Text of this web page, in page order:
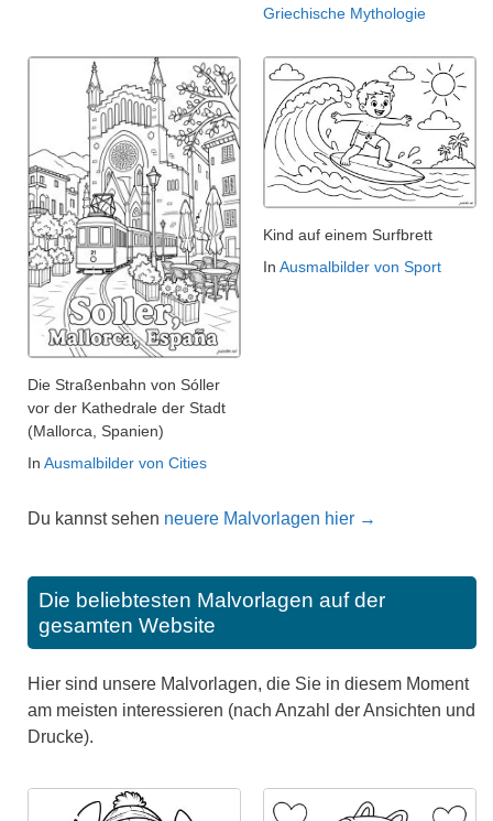
Griechische Mythologie
Die Straßenbahn von Sóller
vor der Kathedrale der Stadt
(Mallorca, Spanien)
In Ausmalbilder von Cities
Kind auf einem Surfbrett
In Ausmalbilder von Sport
Du kannst sehen neuere Malvorlagen hier →
Die beliebtesten Malvorlagen auf der
gesamten Website
Hier sind unsere Malvorlagen, die Sie in diesem Moment
am meisten interessieren (nach Anzahl der Ansichten und
Drucke).